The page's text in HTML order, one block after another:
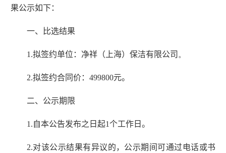
果公示如下：
一、比选结果
1.拟签约单位： 净祥（上海）保洁有限公司 。
2.拟签约合同价： 499800元。
二、公示期限
1.自本公告发布之日起1个工作日。
2.对该公示结果有异议的，公示期间可通过电话或书